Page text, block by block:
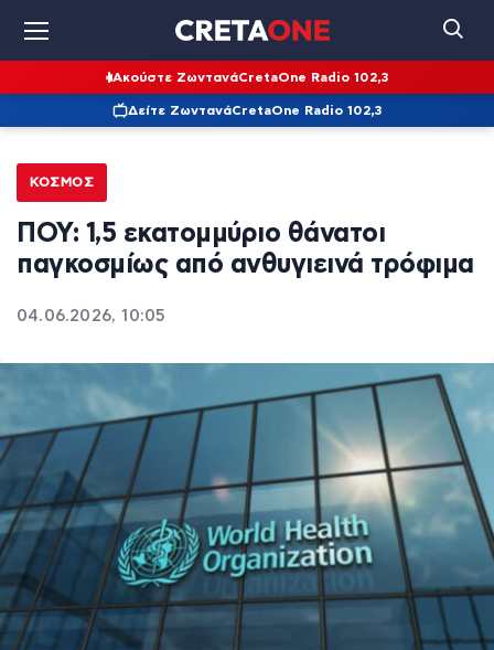
Ακούστε ΖωντανάCretaOne Radio 102,3
Δείτε ΖωντανάCretaOne Radio 102,3
ΚΌΣΜΟΣ
ΠΟΥ: 1,5 εκατομμύριο θάνατοι
παγκοσμίως από ανθυγιεινά τρόφιμα
04.06.2026, 10:05